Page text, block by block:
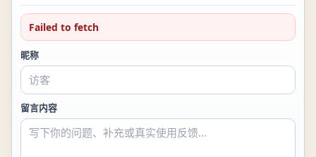
Failed to fetch
昵称
留言内容